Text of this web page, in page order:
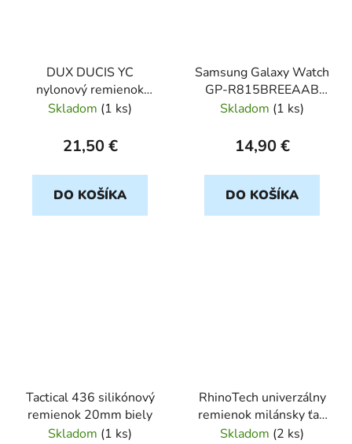
DUX DUCIS YC
nylonový remienok
20mm tmavosivý
Skladom (1 ks)
21,50 €
DO KOŠÍKA
Samsung Galaxy Watch
GP-R815BREEAAB
Braloba Essex Small
hnedý
Skladom (1 ks)
14,90 €
DO KOŠÍKA
Tactical 436 silikónový
remienok 20mm biely
Skladom (1 ks)
RhinoTech univerzálny
remienok milánsky ťah
Quick Release 22mm
Skladom (2 ks)